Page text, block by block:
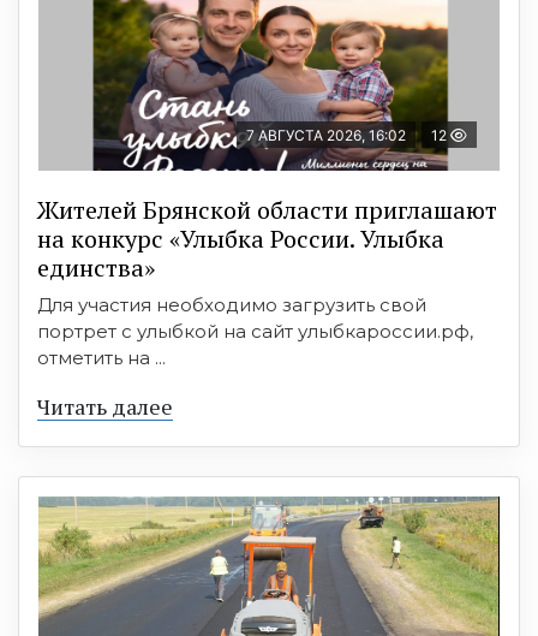
7 АВГУСТА 2026, 16:02 12
Жителей Брянской области приглашают
на конкурс «Улыбка России. Улыбка
единства»
Для участия необходимо загрузить свой
портрет с улыбкой на сайт улыбкароссии.рф,
отметить на ...
Читать далее